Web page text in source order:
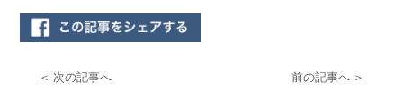
＜ 次の記事へ 前の記事へ ＞